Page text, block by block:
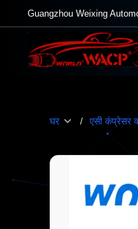
Guangzhou Weixing
घर / एसी कंप्रेसर